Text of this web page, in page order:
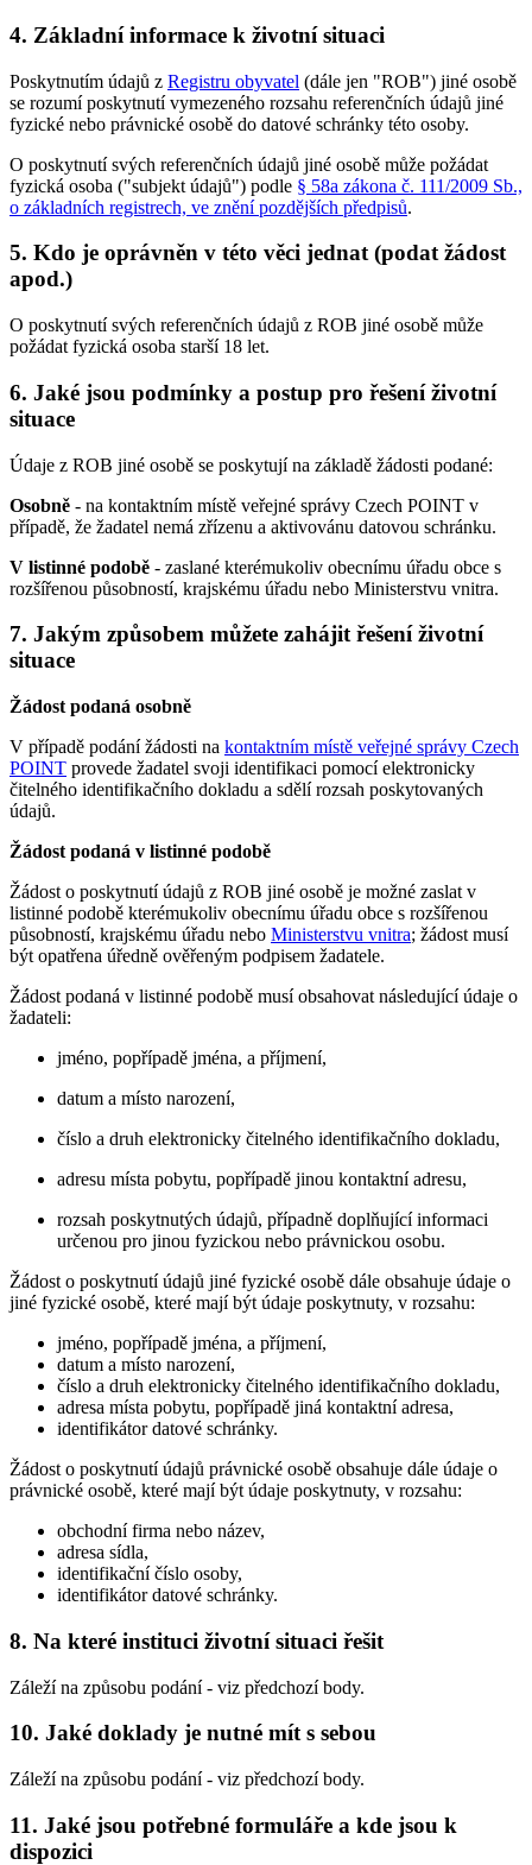
4. Základní informace k životní situaci
Poskytnutím údajů z Registru obyvatel (dále jen "ROB") jiné osobě
se rozumí poskytnutí vymezeného rozsahu referenčních údajů jiné
fyzické nebo právnické osobě do datové schránky této osoby.
O poskytnutí svých referenčních údajů jiné osobě může požádat
fyzická osoba ("subjekt údajů") podle § 58a zákona č. 111/2009 Sb.,
o základních registrech, ve znění pozdějších předpisů.
5. Kdo je oprávněn v této věci jednat (podat žádost
apod.)
O poskytnutí svých referenčních údajů z ROB jiné osobě může
požádat fyzická osoba starší 18 let.
6. Jaké jsou podmínky a postup pro řešení životní
situace
Údaje z ROB jiné osobě se poskytují na základě žádosti podané:
Osobně - na kontaktním místě veřejné správy Czech POINT v
případě, že žadatel nemá zřízenu a aktivovánu datovou schránku.
V listinné podobě - zaslané kterémukoliv obecnímu úřadu obce s
rozšířenou působností, krajskému úřadu nebo Ministerstvu vnitra.
7. Jakým způsobem můžete zahájit řešení životní
situace
Žádost podaná osobně
V případě podání žádosti na kontaktním místě veřejné správy Czech
POINT provede žadatel svoji identifikaci pomocí elektronicky
čitelného identifikačního dokladu a sdělí rozsah poskytovaných
údajů.
Žádost podaná v listinné podobě
Žádost o poskytnutí údajů z ROB jiné osobě je možné zaslat v
listinné podobě kterémukoliv obecnímu úřadu obce s rozšířenou
působností, krajskému úřadu nebo Ministerstvu vnitra; žádost musí
být opatřena úředně ověřeným podpisem žadatele.
Žádost podaná v listinné podobě musí obsahovat následující údaje o
žadateli:
jméno, popřípadě jména, a příjmení,
datum a místo narození,
číslo a druh elektronicky čitelného identifikačního dokladu,
adresu místa pobytu, popřípadě jinou kontaktní adresu,
rozsah poskytnutých údajů, případně doplňující informaci
určenou pro jinou fyzickou nebo právnickou osobu.
Žádost o poskytnutí údajů jiné fyzické osobě dále obsahuje údaje o
jiné fyzické osobě, které mají být údaje poskytnuty, v rozsahu:
jméno, popřípadě jména, a příjmení,
datum a místo narození,
číslo a druh elektronicky čitelného identifikačního dokladu,
adresa místa pobytu, popřípadě jiná kontaktní adresa,
identifikátor datové schránky.
Žádost o poskytnutí údajů právnické osobě obsahuje dále údaje o
právnické osobě, které mají být údaje poskytnuty, v rozsahu:
obchodní firma nebo název,
adresa sídla,
identifikační číslo osoby,
identifikátor datové schránky.
8. Na které instituci životní situaci řešit
Záleží na způsobu podání - viz předchozí body.
10. Jaké doklady je nutné mít s sebou
Záleží na způsobu podání - viz předchozí body.
11. Jaké jsou potřebné formuláře a kde jsou k
dispozici